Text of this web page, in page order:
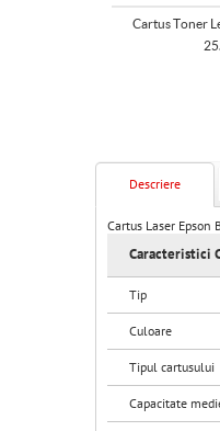
Cartus Toner
Descriere
Cartus Laser
Caracteristici
Tip
Culoare
Tipul cartusului
Capacitate